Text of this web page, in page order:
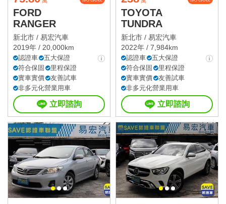
FORD
RANGER
新北市 / 易宏汽車
2019年 / 20,000km
認證車
五大保證
符合保固
里程保證
實車實價
友善試車
非多元化營業用車
立即諮詢
TOYOTA
TUNDRA
新北市 / 易宏汽車
2022年 / 7,984km
認證車
五大保證
符合保固
里程保證
實車實價
友善試車
非多元化營業用車
立即諮詢